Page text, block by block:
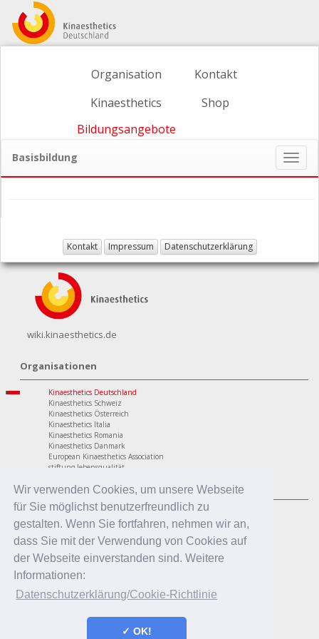
Wir verwenden Cookies, um unsere Webseite
für Sie möglichst benutzerfreundlich zu
gestalten. Wenn Sie fortfahren, nehmen wir an,
dass Sie mit der Verwendung von Cookies auf
der Webseite einverstanden sind. Weitere
Informationen:
Datenschutzerklärung/Cookie-Richtlinie
✓ OK!
Organisation
Kinaesthetics
Bildungsangebote
Kontakt
Shop
Basisbildung
ein-/
Kontakt Impressum Datenschutzerklärung
wiki.kinaesthetics.de
Organisationen
Kinaesthetics Deutschland
Kinaesthetics Schweiz
Kinaesthetics Österreich
Kinaesthetics Italia
Kinaesthetics Romania
Kinaesthetics Danmark
European Kinaesthetics Association
stiftung lebensqualität
Programme
personaler Bereich
Kinaesthetics Lebensqualität im Alter
Kinaesthetics Gesundheit am Arbeitsplatz
Kinaesthetics Kreatives Lernen
professionaler Bereich
Kinaesthetics in der Pflege
Kinaesthetics Pflegende Angehörige
Kinaesthetics in der Erziehung